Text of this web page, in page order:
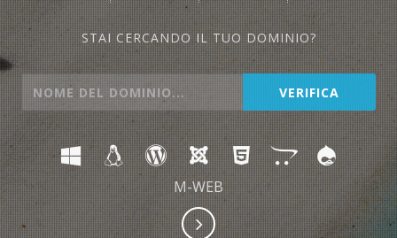
STAI CERCANDO IL TUO DOMINIO?
M-WEB